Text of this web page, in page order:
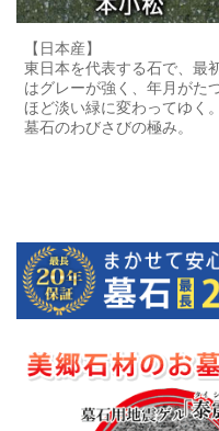
【日本産】
東日本を代表する石で、最
はグレーが強く、年月がた
ほど淡い緑に変わってゆく。
墓石のわびさびの極み。